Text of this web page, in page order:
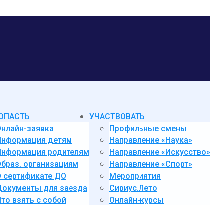
заявка
детям
родителям
организациям
сертификате ДО
для заезда
взять с собой
УЧАСТВОВАТЬ
Профильные смены
Направление «Наука»
Направление «Искусство»
Направление «Спорт»
Мероприятия
Сириус.Лето
Онлайн-курсы